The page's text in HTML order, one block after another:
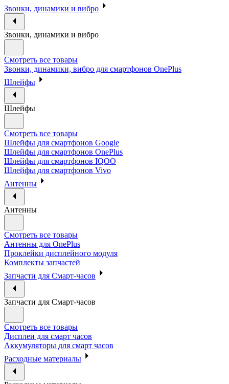
Звонки, динамики и вибро
Звонки, динамики и вибро
Смотреть все товары
Звонки, динамики, вибро для смартфонов OnePlus
Шлейфы
Шлейфы
Смотреть все товары
Шлейфы для смартфонов Google
Шлейфы для смартфонов OnePlus
Шлейфы для смартфонов IQOO
Шлейфы для смартфонов Vivo
Антенны
Антенны
Смотреть все товары
Антенны для OnePlus
Проклейки дисплейного модуля
Комплекты запчастей
Запчасти для Смарт-часов
Запчасти для Смарт-часов
Смотреть все товары
Дисплеи для смарт часов
Аккумуляторы для смарт часов
Расходные материалы